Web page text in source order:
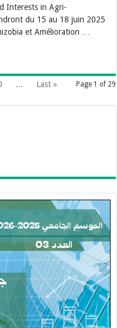
Interests in Agri-
du 15 au 18 juin 2025
et Amélioration …
Page 1 of 29
... Last »